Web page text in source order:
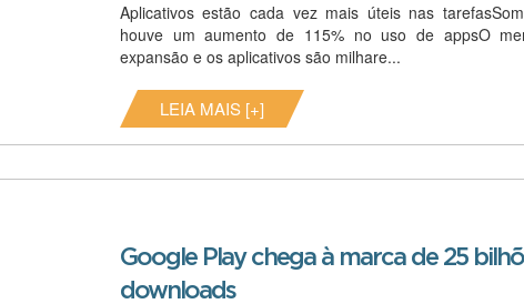
Aplicativos estão cada vez mais úteis nas
houve um aumento de 115% no uso de appsO
expansão e os aplicativos são milhare...
LEIA MAIS [+]
Google Play chega à marca de 25
downloads